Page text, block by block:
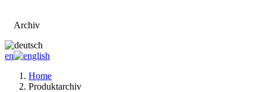
Archiv
en
Home
Produktarchiv